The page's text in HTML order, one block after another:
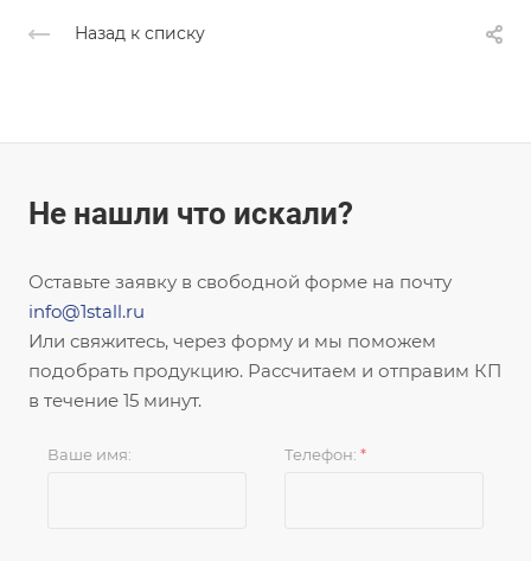
Назад к списку
Не нашли что искали?
Оставьте заявку в свободной форме на почту
info@1stall.ru
Или свяжитесь, через форму и мы поможем
подобрать продукцию. Рассчитаем и отправим КП
в течение 15 минут.
Ваше имя: Телефон: *